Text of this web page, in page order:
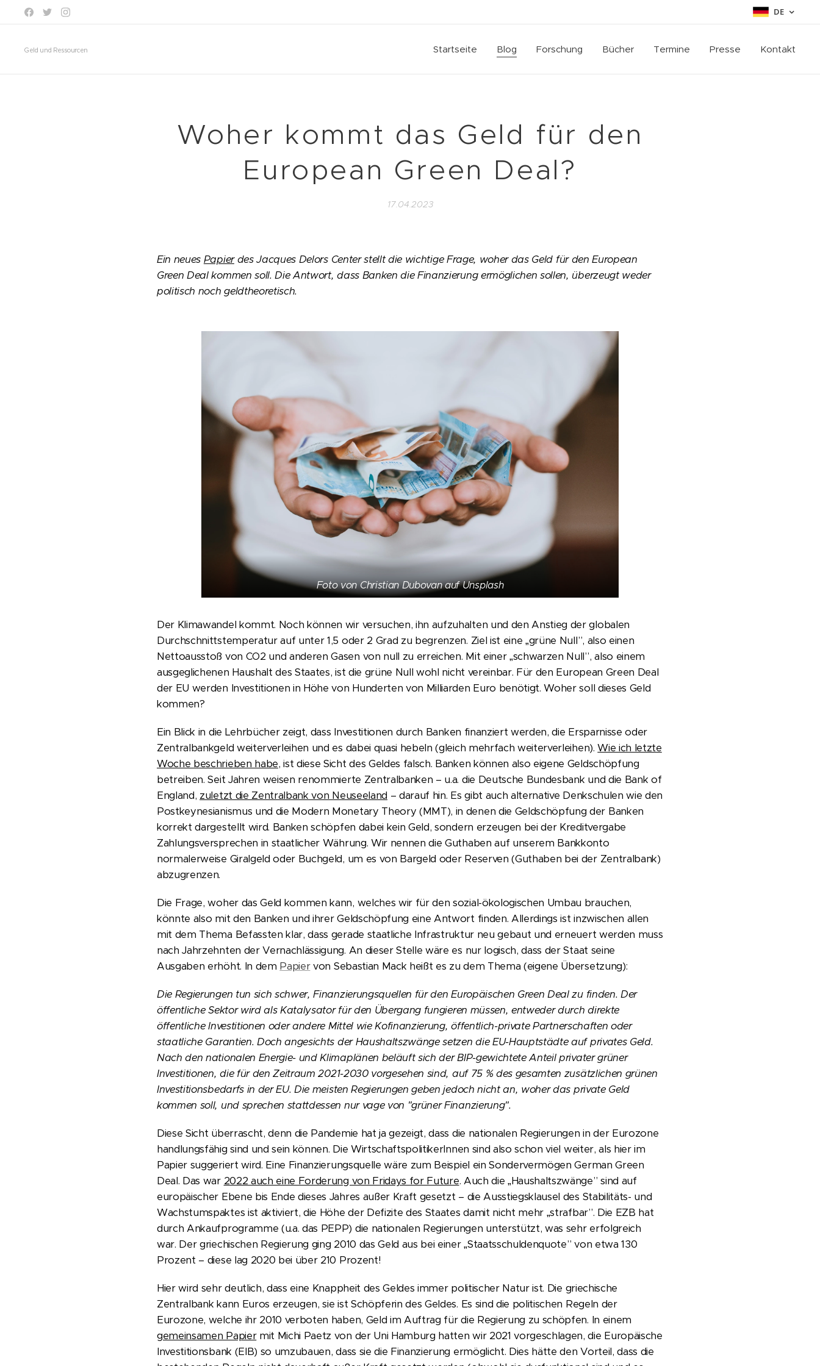
DE
Geld und Ressourcen Startseite Blog Forschung Bücher Termine Presse Kontakt
Woher kommt das Geld für den
European Green Deal?
17.04.2023
Ein neues Papierdes Jacques Delors Center stellt die wichtige Frage, woher das Geld für den European
Green Deal kommen soll. Die Antwort, dass Banken die Finanzierung ermöglichen sollen, überzeugt weder
politisch noch geldtheoretisch.
Foto von Christian Dubovan auf Unsplash
Der Klimawandel kommt. Noch können wir versuchen, ihn aufzuhalten und den Anstieg der globalen
Durchschnittstemperatur auf unter 1,5 oder 2 Grad zu begrenzen. Ziel ist eine „grüne Null”, also einen
Nettoausstoß von CO2 und anderen Gasen von null zu erreichen. Mit einer „schwarzen Null”, also einem
ausgeglichenen Haushalt des Staates, ist die grüne Null wohl nicht vereinbar. Für den European Green Deal
der EU werden Investitionen in Höhe von Hunderten von Milliarden Euro benötigt. Woher soll dieses Geld
kommen?
Ein Blick in die Lehrbücher zeigt, dass Investitionen durch Banken finanziert werden, die Ersparnisse oder
Zentralbankgeld weiterverleihen und es dabei quasi hebeln (gleich mehrfach weiterverleihen).Wie ich letzte
Woche beschrieben habe, ist diese Sicht des Geldes falsch. Banken können also eigene Geldschöpfung
betreiben. Seit Jahren weisen renommierte Zentralbanken – u.a. die Deutsche Bundesbank und die Bank of
England, zuletzt die Zentralbank von Neuseeland – darauf hin. Es gibt auch alternative Denkschulen wie den
Postkeynesianismus und die Modern Monetary Theory (MMT), in denen die Geldschöpfung der Banken
korrekt dargestellt wird. Banken schöpfen dabei kein Geld, sondern erzeugen bei der Kreditvergabe
Zahlungsversprechen in staatlicher Währung. Wir nennen die Guthaben auf unserem Bankkonto
normalerweise Giralgeld oder Buchgeld, um es von Bargeld oder Reserven (Guthaben bei der Zentralbank)
abzugrenzen.
Die Frage, woher das Geld kommen kann, welches wir für den sozial-ökologischen Umbau brauchen,
könnte also mit den Banken und ihrer Geldschöpfung eine Antwort finden. Allerdings ist inzwischen allen
mit dem Thema Befassten klar, dass gerade staatliche Infrastruktur neu gebaut und erneuert werden muss
nach Jahrzehnten der Vernachlässigung. An dieser Stelle wäre es nur logisch, dass der Staat seine
Ausgaben erhöht. In dem Papiervon Sebastian Mack heißt es zu dem Thema (eigene Übersetzung):
Die Regierungen tun sich schwer, Finanzierungsquellen für den Europäischen Green Deal zu finden. Der
öffentliche Sektor wird als Katalysator für den Übergang fungieren müssen, entweder durch direkte
öffentliche Investitionen oder andere Mittel wie Kofinanzierung, öffentlich-private Partnerschaften oder
staatliche Garantien. Doch angesichts der Haushaltszwänge setzen die EU-Hauptstädte auf privates Geld.
Nach den nationalen Energie- und Klimaplänen beläuft sich der BIP-gewichtete Anteil privater grüner
Investitionen, die für den Zeitraum 2021-2030 vorgesehen sind, auf 75 % des gesamten zusätzlichen grünen
Investitionsbedarfs in der EU. Die meisten Regierungen geben jedoch nicht an, woher das private Geld
kommen soll, und sprechen stattdessen nur vage von "grüner Finanzierung".
Diese Sicht überrascht, denn die Pandemie hat ja gezeigt, dass die nationalen Regierungen in der Eurozone
handlungsfähig sind und sein können. Die WirtschaftspolitikerInnen sind also schon viel weiter, als hier im
Papier suggeriert wird. Eine Finanzierungsquelle wäre zum Beispiel ein Sondervermögen German Green
Deal. Das war 2022 auch eine Forderung von Fridays for Future. Auch die „Haushaltszwänge” sind auf
europäischer Ebene bis Ende dieses Jahres außer Kraft gesetzt – die Ausstiegsklausel des Stabilitäts- und
Wachstumspaktes ist aktiviert, die Höhe der Defizite des Staates damit nicht mehr „strafbar”. Die EZB hat
durch Ankaufprogramme (u.a. das PEPP) die nationalen Regierungen unterstützt, was sehr erfolgreich
war. Der griechischen Regierung ging 2010 das Geld aus bei einer „Staatsschuldenquote” von etwa 130
Prozent – diese lag 2020 bei über 210 Prozent!
Hier wird sehr deutlich, dass eine Knappheit des Geldes immer politischer Natur ist. Die griechische
Zentralbank kann Euros erzeugen, sie ist Schöpferin des Geldes. Es sind die politischen Regeln der
Eurozone, welche ihr 2010 verboten haben, Geld im Auftrag für die Regierung zu schöpfen. In einem
gemeinsamen Papiermit Michi Paetz von der Uni Hamburg hatten wir 2021 vorgeschlagen, die Europäische
Investitionsbank (EIB) so umzubauen, dass sie die Finanzierung ermöglicht. Dies hätte den Vorteil, dass die